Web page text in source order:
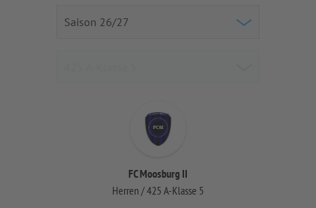
FC Moosburg II
Herren / 425 A-Klasse 5